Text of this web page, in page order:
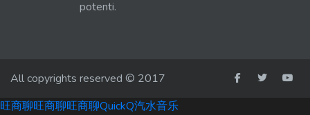
potenti.
All copyrights reserved © 2017
旺商聊旺商聊旺商聊QuickQ汽水音乐